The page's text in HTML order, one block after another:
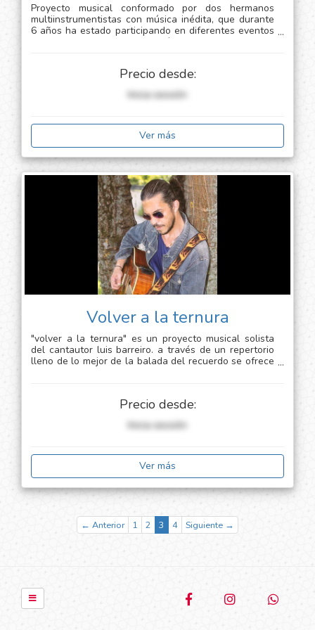
Proyecto musical conformado por dos hermanos
multiinstrumentistas con música inédita, que durante
6 años ha estado participando en diferentes eventos
de la ciudad abiertos al público y privados; con
Precio desde:
Inicia sessión
Ver más
Volver a la ternura
"volver a la ternura" es un proyecto musical solista
del cantautor luis barreiro. a través de un repertorio
lleno de lo mejor de la balada del recuerdo se ofrece
ausente de vanalidades, despierte en los corazones
de quienes escuchan la propuesta, el camino real del
cultivo del apego afectivo.
Precio desde:
Inicia sessión
Ver más
← Anterior 1 2 3 4 Siguiente →